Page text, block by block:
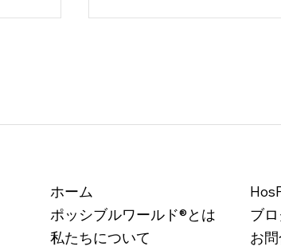
とレシーブの世界へ：ポ
ブルワールドが映し出し
たちの可能性（前編）
ホーム
ポッシブルワールド®とは
私たちについて
ブ
お